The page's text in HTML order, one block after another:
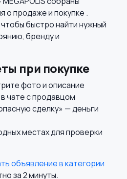
Продажи
Рестораны и
общепит
о продаже и покупке .
быстро найти нужный
бренду и
при покупке
фото и описание
чате с продавцом
сделку» — деньги
местах для проверки
объявление в категории
за 2 минуты.